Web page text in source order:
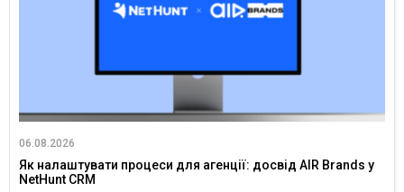
06.08.2026
Як налаштувати процеси для агенції: досвід AIR Brands у
NetHunt CRM